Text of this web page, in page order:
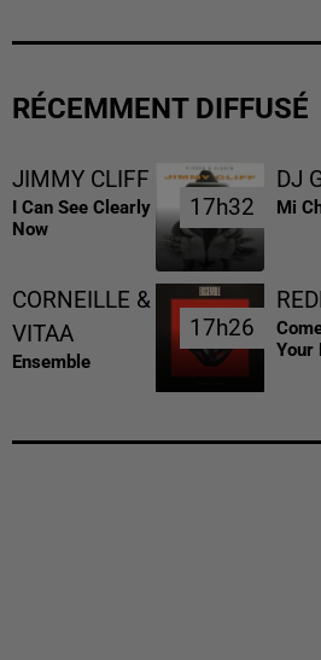
RÉCEMMENT DIFFUSÉ
JIMMY CLIFF
I Can See Clearly
Now
17h32
17h32
DJ
Mi
CORNEILLE &
VITAA
Ensemble
17h26
17h26
Your